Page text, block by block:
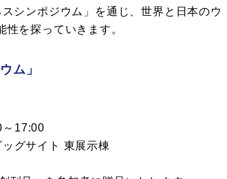
シンポジウム」を通じ、世界と日本のウ
を探っていきます。
ム」
17:00
グサイト 東展示棟